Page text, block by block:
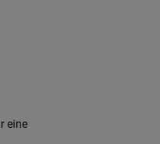
eine